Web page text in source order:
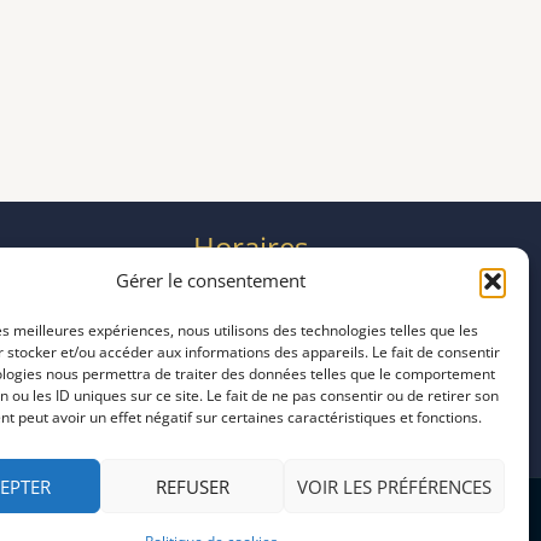
Gérer le consentement
meilleures expériences, nous utilisons des technologies telles que les
stocker et/ou accéder aux informations des appareils. Le fait de consentir
nous permettra de traiter des données telles que le comportement
ou les ID uniques sur ce site. Le fait de ne pas consentir ou de retirer son
peut avoir un effet négatif sur certaines caractéristiques et fonctions.
REFUSER VOIR LES PRÉFÉRENCES
Horaires
mardi 11:00–23:00
jeudi 11:00–23:00
vendredi 11:00–23:00
samedi 11:00–20:00
dimanche 11:00–20:00